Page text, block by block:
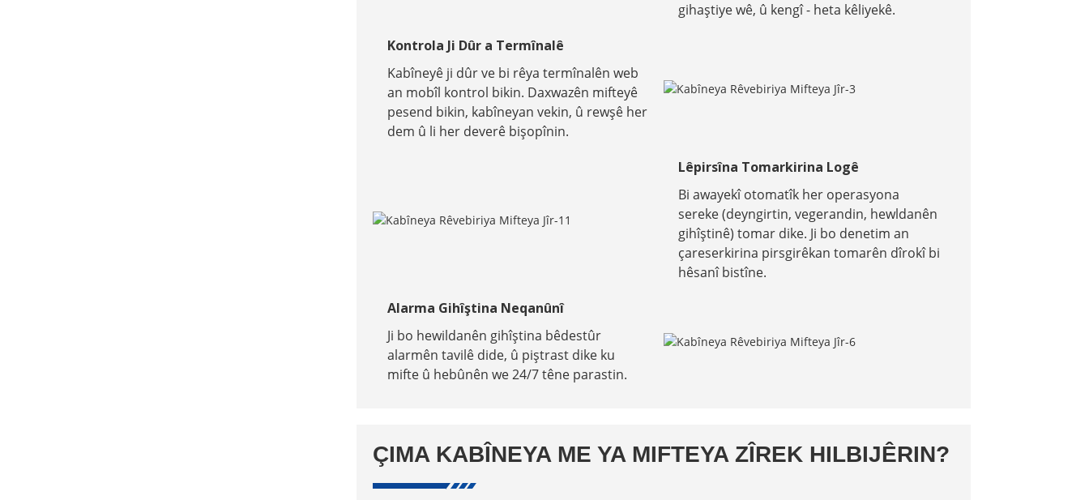
gihaştiye wê, û kengî - heta kêliyekê.
Kontrola Ji Dûr a Termînalê
Kabîneyê ji dûr ve bi rêya termînalên web
an mobîl kontrol bikin. Daxwazên mifteyê
pesend bikin, kabîneyan vekin, û rewşê her
dem û li her deverê bişopînin.
Lêpirsîna Tomarkirina Logê
Bi awayekî otomatîk her operasyona
sereke (deyngirtin, vegerandin, hewldanên
gihîştinê) tomar dike. Ji bo denetim an
çareserkirina pirsgirêkan tomarên dîrokî bi
hêsanî bistîne.
Alarma Gihîştina Neqanûnî
Ji bo hewildanên gihîştina bêdestûr
alarmên tavilê dide, û piştrast dike ku
mifte û hebûnên we 24/7 têne parastin.
ÇIMA KABÎNEYA ME YA MIFTEYA ZÎREK HILBIJÊRIN?